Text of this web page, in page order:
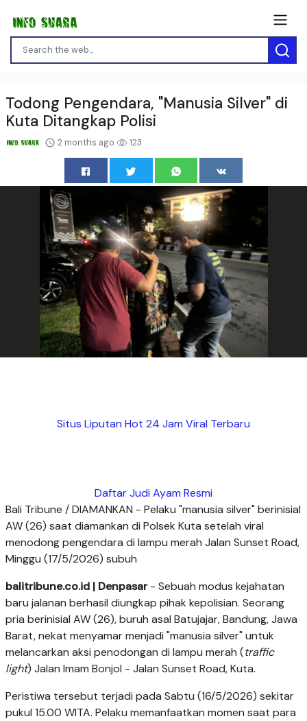
Todong Pengendara, "Manusia Silver" di
Kuta Ditangkap Polisi
2 months ago 123
Situs Liputan Hot 24 Jam Viral Terbaru
Daftar Judi Ayam Resmi
Bali Tribune / DIAMANKAN - Pelaku "manusia silver" berinisial
AW (26) saat diamankan di Polsek Kuta setelah viral
menodong pengendara di lampu merah Jalan Sunset Road,
Minggu (17/5/2026) subuh
balitribune.co.id | Denpasar- Sebuah modus kejahatan
baru jalanan berhasil diungkap pihak kepolisian. Seorang
pria berinisial AW (26), buruh asal Batujajar, Bandung, Jawa
Barat, nekat menyamar menjadi "manusia silver" untuk
melancarkan aksi penodongan di lampu merah (traffic
light) Jalan Imam Bonjol - Jalan Sunset Road, Kuta.
Peristiwa tersebut terjadi pada Sabtu (16/5/2026) sekitar
pukul 15.00 WITA. Pelaku memanfaatkan momen saat para